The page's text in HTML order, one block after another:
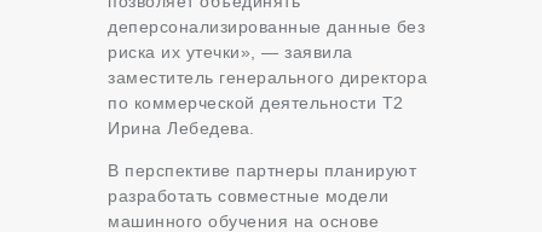
деперсонализированные данные без
риска их утечки», — заявила
заместитель генерального директора
по коммерческой деятельности Т2
Ирина Лебедева.
В перспективе партнеры планируют
разработать совместные модели
машинного обучения на основе